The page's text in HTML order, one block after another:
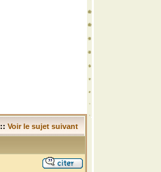
:: Voir le sujet suivant